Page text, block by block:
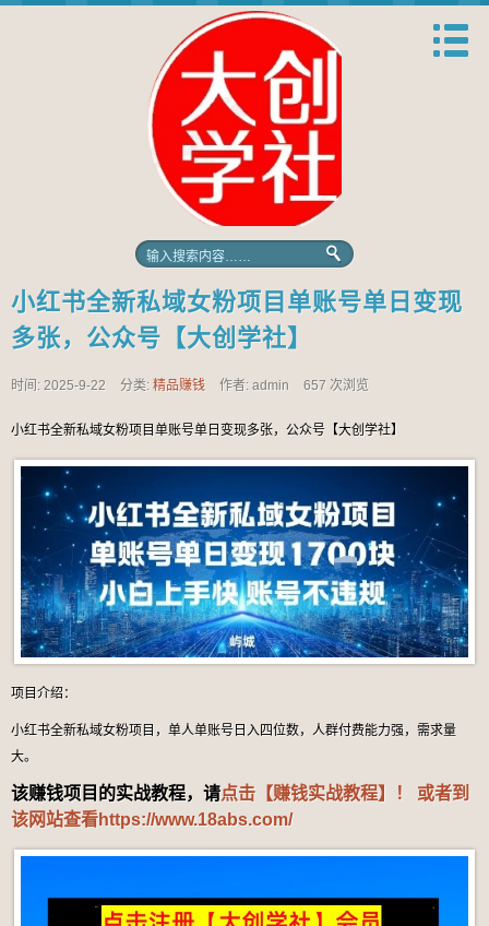
小红书全新私域女粉项目单账号单日变现
多张，公众号【大创学社】
时间: 2025-9-22 分类: 精品赚钱 作者: admin 657 次浏览
小红书全新私域女粉项目单账号单日变现多张，公众号【大创学社】
项目介绍：
小红书全新私域女粉项目，单人单账号日入四位数，人群付费能力强，需求量
大。
该赚钱项目的实战教程，请点击【赚钱实战教程】！ 或者到
该网站查看https://www.18abs.com/